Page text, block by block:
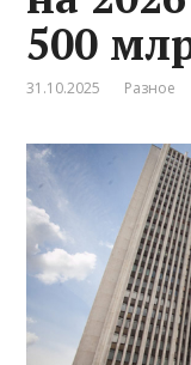
500
31.10.2025 Разное